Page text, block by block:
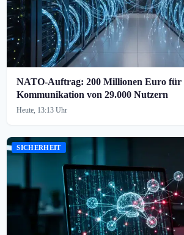
NATO-Auftrag: 200 Millionen Euro für
Kommunikation von 29.000 Nutzern
Heute, 13:13 Uhr
SICHERHEIT